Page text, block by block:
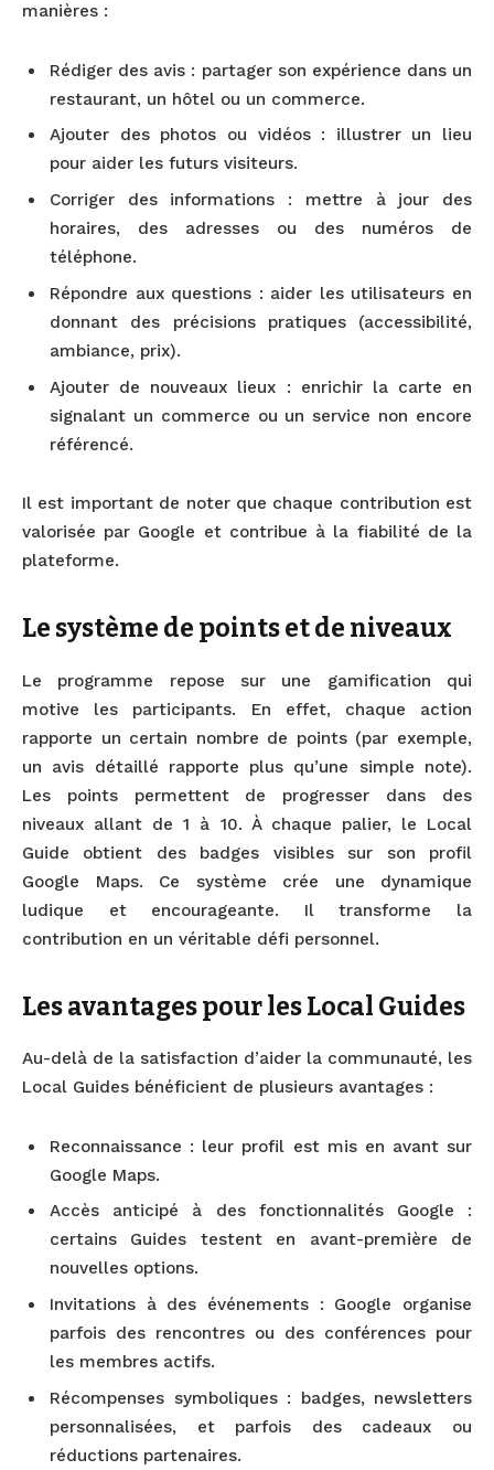
manières :
Rédiger des avis : partager son expérience dans un
restaurant, un hôtel ou un commerce.
Ajouter des photos ou vidéos : illustrer un lieu
pour aider les futurs visiteurs.
Corriger des informations : mettre à jour des
horaires, des adresses ou des numéros de
téléphone.
Répondre aux questions : aider les utilisateurs en
donnant des précisions pratiques (accessibilité,
ambiance, prix).
Ajouter de nouveaux lieux : enrichir la carte en
signalant un commerce ou un service non encore
référencé.
Il est important de noter que chaque contribution est
valorisée par Google et contribue à la fiabilité de la
plateforme.
Le système de points et de niveaux
Le programme repose sur une gamification qui
motive les participants. En effet, chaque action
rapporte un certain nombre de points (par exemple,
un avis détaillé rapporte plus qu’une simple note).
Les points permettent de progresser dans des
niveaux allant de 1 à 10. À chaque palier, le Local
Guide obtient des badges visibles sur son profil
Google Maps. Ce système crée une dynamique
ludique et encourageante. Il transforme la
contribution en un véritable défi personnel.
Les avantages pour les Local Guides
Au-delà de la satisfaction d’aider la communauté, les
Local Guides bénéficient de plusieurs avantages :
Reconnaissance : leur profil est mis en avant sur
Google Maps.
Accès anticipé à des fonctionnalités Google :
certains Guides testent en avant-première de
nouvelles options.
Invitations à des événements : Google organise
parfois des rencontres ou des conférences pour
les membres actifs.
Récompenses symboliques : badges, newsletters
personnalisées, et parfois des cadeaux ou
réductions partenaires.